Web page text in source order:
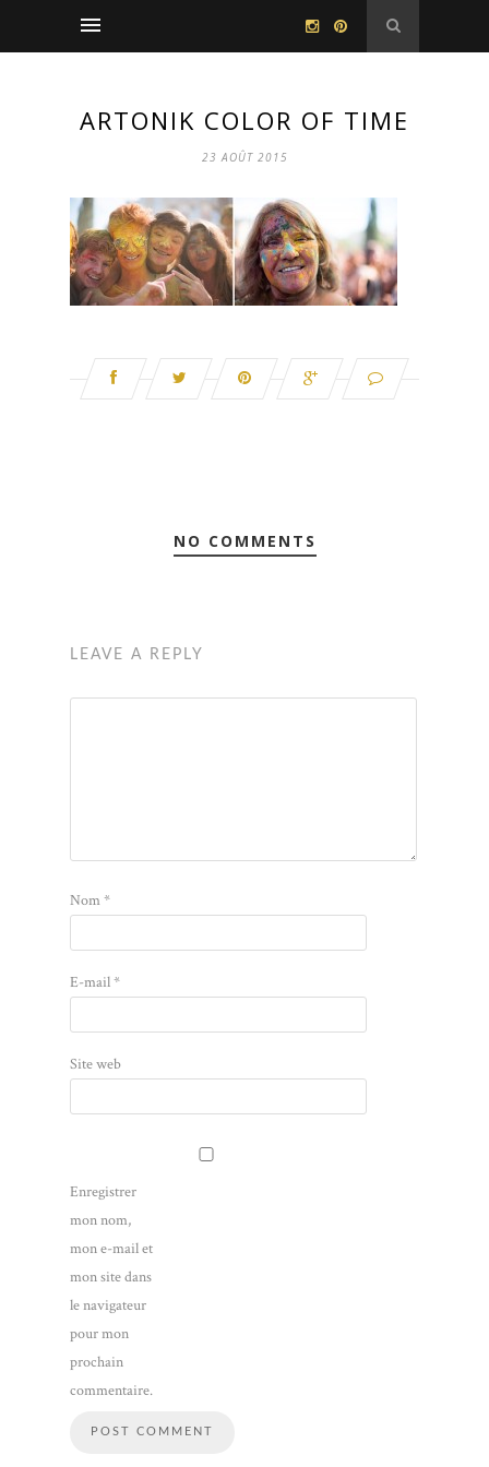
ARTONIK COLOR OF TIME
23 AOÛT 2015
NO COMMENTS
LEAVE A REPLY
Nom*
E-mail*
Site web
Enregistrer
mon nom,
mon e-mail et
mon site dans
le navigateur
pour mon
prochain
commentaire.